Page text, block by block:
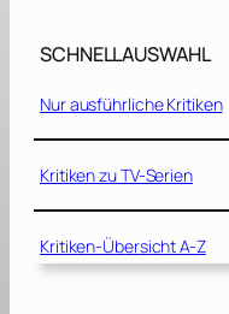
c
e
G
e
h
i
SCHNELLAUSWAHL
Nur ausführliche Kritiken
Kritiken zu TV-Serien
Kritiken-Übersicht A-Z